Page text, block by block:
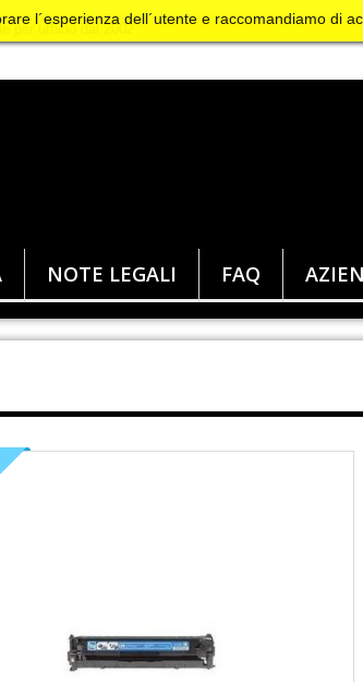
NOTE LEGALI FAQ
l´esperienza dell´utente e raccomandiamo di